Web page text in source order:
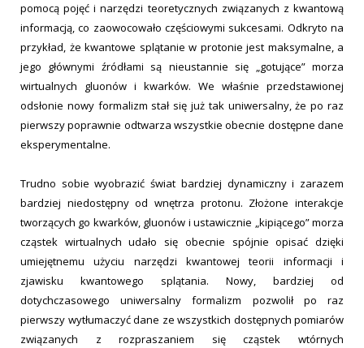
pomocą pojęć i narzędzi teoretycznych związanych z kwantową
informacją, co zaowocowało częściowymi sukcesami. Odkryto na
przykład, że kwantowe splątanie w protonie jest maksymalne, a
jego głównymi źródłami są nieustannie się „gotujące” morza
wirtualnych gluonów i kwarków. We właśnie przedstawionej
odsłonie nowy formalizm stał się już tak uniwersalny, że po raz
pierwszy poprawnie odtwarza wszystkie obecnie dostępne dane
eksperymentalne.
Trudno sobie wyobrazić świat bardziej dynamiczny i zarazem
bardziej niedostępny od wnętrza protonu. Złożone interakcje
tworzących go kwarków, gluonów i ustawicznie „kipiącego” morza
cząstek wirtualnych udało się obecnie spójnie opisać dzięki
umiejętnemu użyciu narzędzi kwantowej teorii informacji i
zjawisku kwantowego splątania. Nowy, bardziej od
dotychczasowego uniwersalny formalizm pozwolił po raz
pierwszy wytłumaczyć dane ze wszystkich dostępnych pomiarów
związanych z rozpraszaniem się cząstek wtórnych